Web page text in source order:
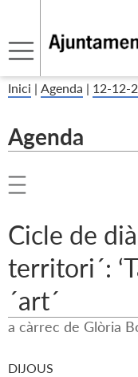
Inici | Agenda | 12-12-
Agenda
Cicle de
territori´:
´art´
a càrrec de Glòria
DIJOUS